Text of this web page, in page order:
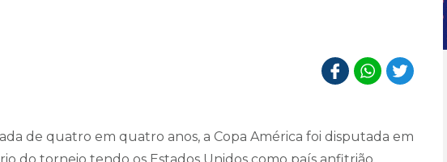
de quatro em quatro anos, a Copa América foi disputada em